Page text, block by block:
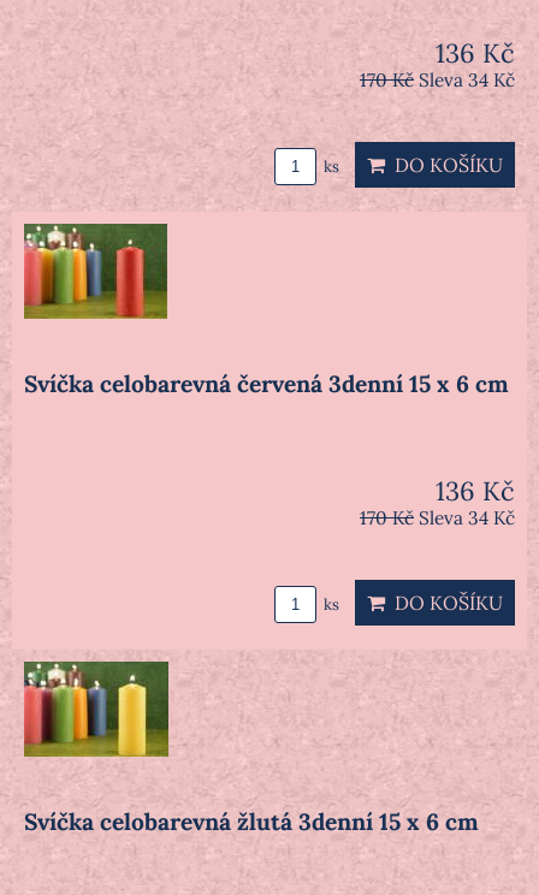
136 Kč
170 Kč Sleva 34 Kč
ks DO KOŠÍKU
Svíčka celobarevná červená 3denní 15 x 6 cm
136 Kč
170 Kč Sleva 34 Kč
ks DO KOŠÍKU
Svíčka celobarevná žlutá 3denní 15 x 6 cm